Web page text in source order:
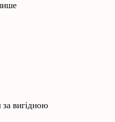
вигідною